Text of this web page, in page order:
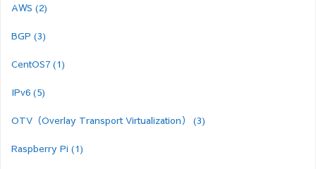
AWS (2)
BGP (3)
CentOS7 (1)
IPv6 (5)
OTV（Overlay Transport Virtualization） (3)
Raspberry Pi (1)